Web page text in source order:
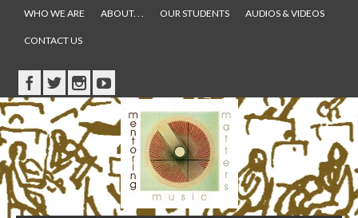
WHO WE ARE ABOUT. . . OUR STUDENTS AUDIOS & VIDEOS
CONTACT US